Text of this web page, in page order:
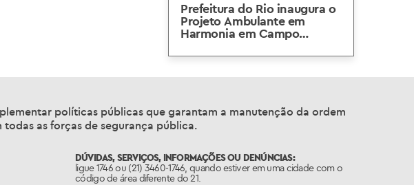
Prefeitura do Rio inaugura o
Projeto Ambulante em
Harmonia em Campo
políticas públicas que garantam a manutenção da ordem
as forças de segurança pública.
DÚVIDAS, SERVIÇOS, INFORMAÇÕES OU DENÚNCIAS:
ligue 1746 ou (21) 3460-1746, quando estiver em uma cidade com o
código de área diferente do 21.